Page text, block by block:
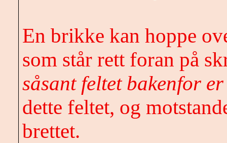
En brikke kan hoppe
som står rett foran på
såsantfeltet bakenfor
dette feltet, og
brettet.